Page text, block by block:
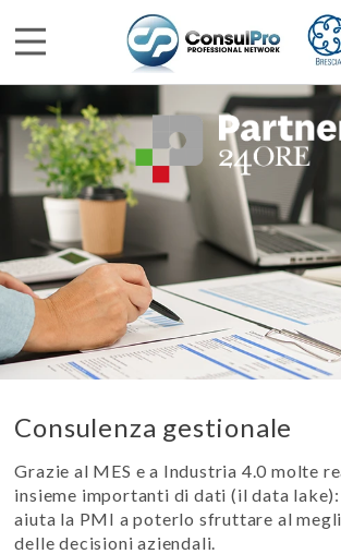
Consulenza gestionale
Grazie al MES e a Industria 4.0 molte
insieme importanti di dati (il data
aiuta la PMI a poterlo sfruttare al
delle decisioni aziendali.